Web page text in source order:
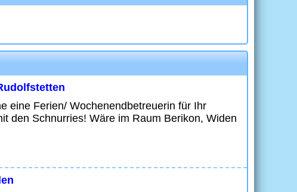
eine Ferien/ Wochenendbetreuerin für Ihr
den Schnurries! Wäre im Raum Berikon, Widen